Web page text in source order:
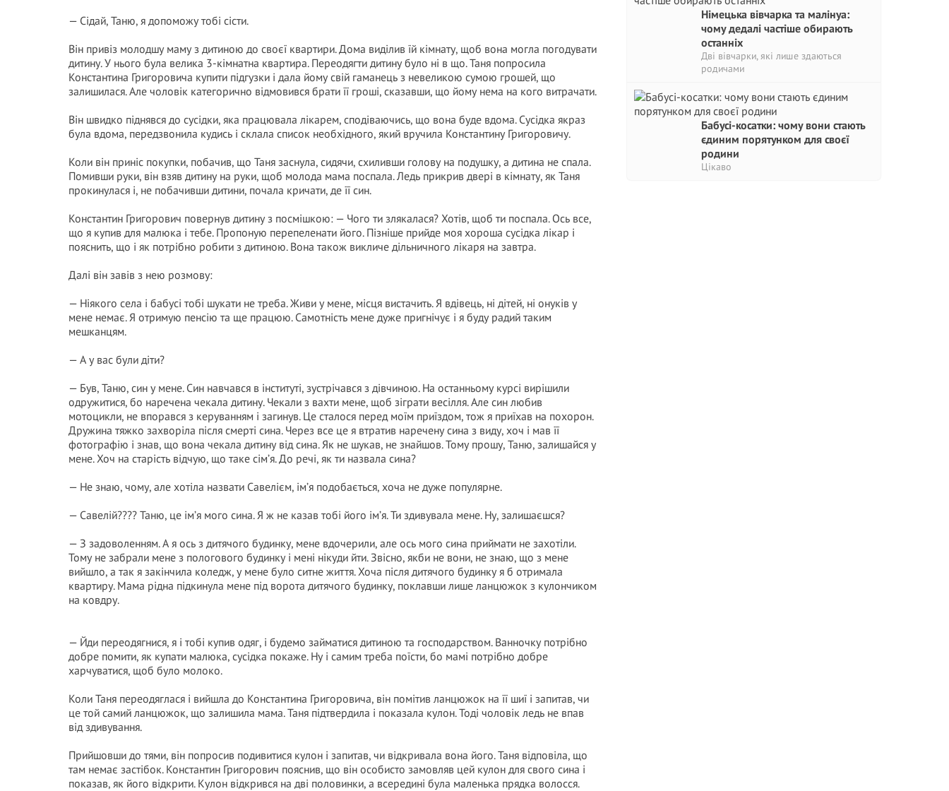
Німецька вівчарка та малінуа:
чому дедалі частіше обирають
останніх
Дві вівчарки, які лише здаються
родичами
Бабусі-косатки: чому вони стають
єдиним порятунком для своєї
родини
Цікаво
— Сідай, Таню, я допоможу тобі сісти.
Він привіз молодшу маму з дитиною до своєї квартири. Дома виділив їй кімнату, щоб вона могла погодувати
дитину. У нього була велика 3-кімнатна квартира. Переодягти дитину було ні в що. Таня попросила
Константина Григоровича купити підгузки і дала йому свій гаманець з невеликою сумою грошей, що
залишилася. Але чоловік категорично відмовився брати її гроші, сказавши, що йому нема на кого витрачати.
Він швидко піднявся до сусідки, яка працювала лікарем, сподіваючись, що вона буде вдома. Сусідка якраз
була вдома, передзвонила кудись і склала список необхідного, який вручила Константину Григоровичу.
Коли він приніс покупки, побачив, що Таня заснула, сидячи, схиливши голову на подушку, а дитина не спала.
Помивши руки, він взяв дитину на руки, щоб молода мама поспала. Ледь прикрив двері в кімнату, як Таня
прокинулася і, не побачивши дитини, почала кричати, де її син.
Константин Григорович повернув дитину з посмішкою: — Чого ти злякалася? Хотів, щоб ти поспала. Ось все,
що я купив для малюка і тебе. Пропоную перепеленати його. Пізніше прийде моя хороша сусідка лікар і
пояснить, що і як потрібно робити з дитиною. Вона також викличе дільничного лікаря на завтра.
Далі він завів з нею розмову:
— Ніякого села і бабусі тобі шукати не треба. Живи у мене, місця вистачить. Я вдівець, ні дітей, ні онуків у
мене немає. Я отримую пенсію та ще працюю. Самотність мене дуже пригнічує і я буду радий таким
мешканцям.
— А у вас були діти?
— Був, Таню, син у мене. Син навчався в інституті, зустрічався з дівчиною. На останньому курсі вирішили
одружитися, бо наречена чекала дитину. Чекали з вахти мене, щоб зіграти весілля. Але син любив
мотоцикли, не впорався з керуванням і загинув. Це сталося перед моїм приїздом, тож я приїхав на похорон.
Дружина тяжко захворіла після смерті сина. Через все це я втратив наречену сина з виду, хоч і мав її
фотографію і знав, що вона чекала дитину від сина. Як не шукав, не знайшов. Тому прошу, Таню, залишайся у
мене. Хоч на старість відчую, що таке сім’я. До речі, як ти назвала сина?
— Не знаю, чому, але хотіла назвати Савелієм, ім’я подобається, хоча не дуже популярне.
— Савелій???? Таню, це ім’я мого сина. Я ж не казав тобі його ім’я. Ти здивувала мене. Ну, залишаєшся?
— З задоволенням. А я ось з дитячого будинку, мене вдочерили, але ось мого сина приймати не захотіли.
Тому не забрали мене з пологового будинку і мені нікуди йти. Звісно, якби не вони, не знаю, що з мене
вийшло, а так я закінчила коледж, у мене було ситне життя. Хоча після дитячого будинку я б отримала
квартиру. Мама рідна підкинула мене під ворота дитячого будинку, поклавши лише ланцюжок з кулончиком
на ковдру.
— Йди переодягнися, я і тобі купив одяг, і будемо займатися дитиною та господарством. Ванночку потрібно
добре помити, як купати малюка, сусідка покаже. Ну і самим треба поїсти, бо мамі потрібно добре
харчуватися, щоб було молоко.
Коли Таня переодяглася і вийшла до Константина Григоровича, він помітив ланцюжок на її шиї і запитав, чи
це той самий ланцюжок, що залишила мама. Таня підтвердила і показала кулон. Тоді чоловік ледь не впав
від здивування.
Прийшовши до тями, він попросив подивитися кулон і запитав, чи відкривала вона його. Таня відповіла, що
там немає застібок. Константин Григорович пояснив, що він особисто замовляв цей кулон для свого сина і
показав, як його відкрити. Кулон відкрився на дві половинки, а всередині була маленька прядка волосся.